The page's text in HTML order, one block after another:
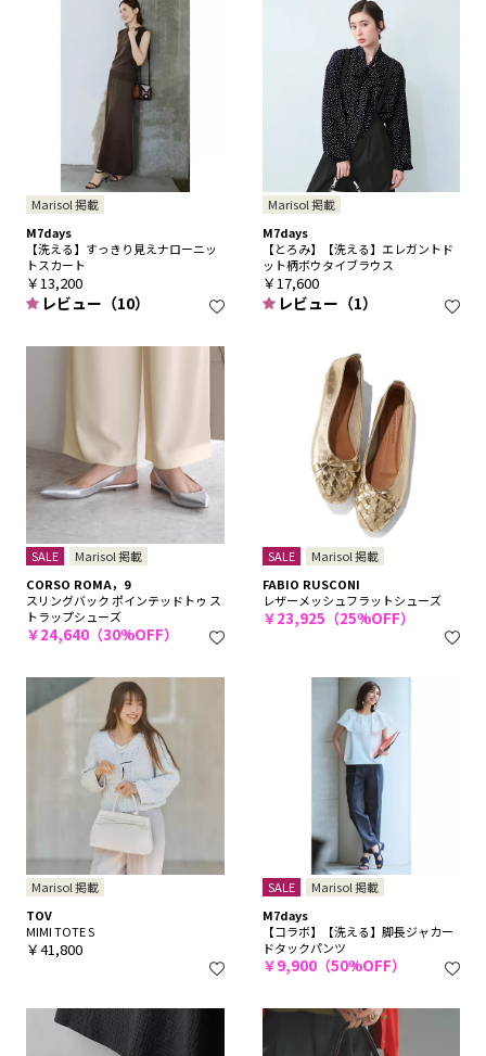
Marisol 掲載
M7days
【洗える】すっきり見えナローニッ
トスカート
￥13,200
レビュー（10）
Marisol 掲載
M7days
【とろみ】【洗える】エレガントド
ット柄ボウタイブラウス
￥17,600
レビュー（1）
SALE
Marisol 掲載
CORSO ROMA，9
スリングバック ポインテッドトゥ ス
トラップシューズ
￥24,640（30%OFF）
SALE
Marisol 掲載
FABIO RUSCONI
レザーメッシュフラットシューズ
￥23,925（25%OFF）
Marisol 掲載
TOV
MIMI TOTE S
￥41,800
SALE
Marisol 掲載
M7days
【コラボ】【洗える】脚長ジャカー
ドタックパンツ
￥9,900（50%OFF）